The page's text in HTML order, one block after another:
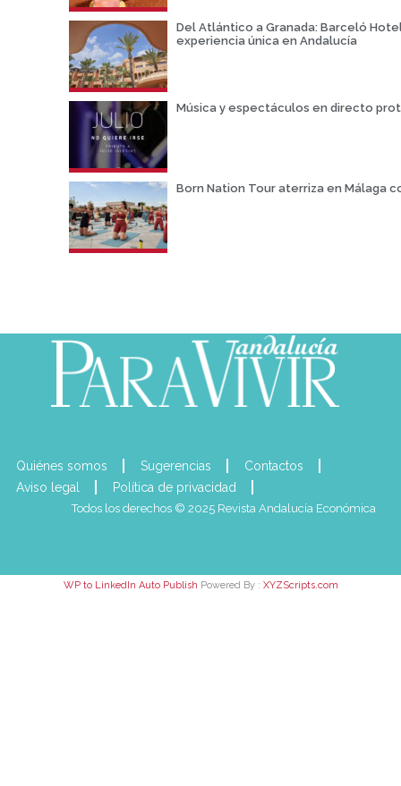
Del Atlántico a Granada: Barceló
experiencia única en Andalucía
Música y espectáculos en directo
Born Nation Tour aterriza en Málaga
Quiénes somos Sugerencias
Contactos
Aviso legal
Política de privacidad
Todos los derechos © 2025 Revista Andalucía Económica
WP to LinkedIn Auto Publish Powered By : XYZScripts.com